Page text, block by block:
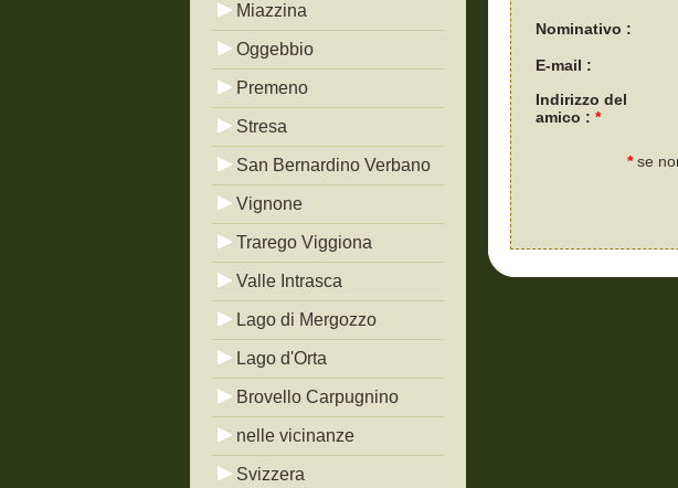
Miazzina
Oggebbio
Premeno
Stresa
San Bernardino Verbano
Vignone
Trarego Viggiona
Valle Intrasca
Lago di Mergozzo
Lago d'Orta
Brovello Carpugnino
nelle vicinanze
Svizzera
Nominativo :
E-mail :
Indirizzo del
amico : *
*se